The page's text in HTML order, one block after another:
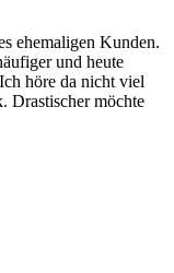
ehemaligen Kunden.
und heute
höre da nicht viel
Drastischer möchte